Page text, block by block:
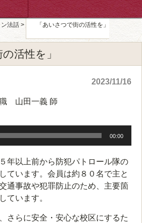
法話 > 「あいさつで街の活性を」
活性を」
2023/11/16
山田一義 師
00:00
年以上前から防犯パトロール隊の
ています。会員は約８０名で主と
通事故や犯罪防止のため、主要箇
ています。
さらに安全・安心な校区にするた